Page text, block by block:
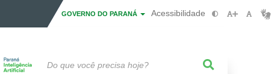
GOVERNO DO PARANÁ Acessibilidade